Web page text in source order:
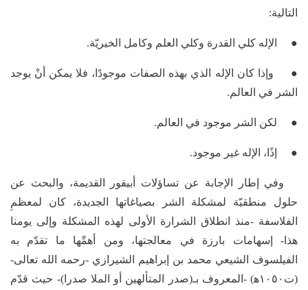
التالية:
● الإله كلي القدرة وكلي العلم وكامل الخيريّة.
● وإذا كان الإله الذي بهذه الصفات موجودًا، فلا يمكن أنْ يوجد
الشر في العالم.
● لكن الشر موجود في العالم.
● إذًا، الإله غير موجود.
وفي إطار الإجابة عن تساؤلات أبيقور القديمة، والبحث عن
حلول منطقيّة لمشكلة الشر بصياغاتها الجديدة، كان لمعظمِ
الفلاسفة -منذ انطلاق الشرارة الأولى لهذه المشكلة وإلى يومنا
هذا- إسهامات بارزة في معالجتها، ومن أهمِّها ما تقدّم به
الفيلسوف الشيعي محمد بن إبراهيم الشيرازي -رحمه الله تعالى-
(ت١٠٥٠ه‍) -المعروف بـ(صدر المتألهين أو الملا صدرا)- حيث قدّم